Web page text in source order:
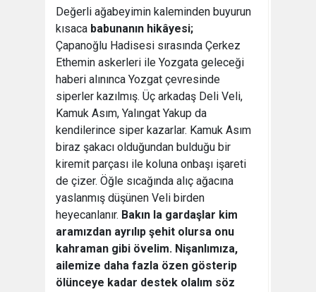
Değerli ağabeyimin kaleminden buyurun
kısaca babunanın hikâyesi;
Çapanoğlu Hadisesi sırasında Çerkez
Ethemin askerleri ile Yozgata geleceği
haberi alınınca Yozgat çevresinde
siperler kazılmış. Üç arkadaş Deli Veli,
Kamuk Asım, Yalıngat Yakup da
kendilerince siper kazarlar. Kamuk Asım
biraz şakacı olduğundan bulduğu bir
kiremit parçası ile koluna onbaşı işareti
de çizer. Öğle sıcağında alıç ağacına
yaslanmış düşünen Veli birden
heyecanlanır. Bakın la gardaşlar kim
aramızdan ayrılıp şehit olursa onu
kahraman gibi övelim. Nişanlımıza,
ailemize daha fazla özen gösterip
ölünceye kadar destek olalım söz